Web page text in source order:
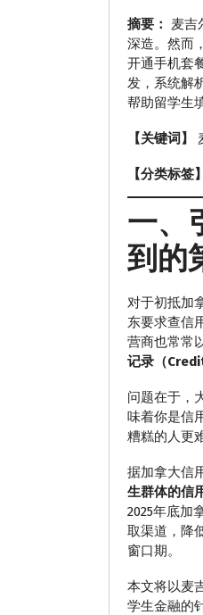
摘要：
麦吉
深造。然而
开通手机套
发，系统解
帮助留学生
【关键词】
【分类标签】
一、
到的
对于初抵加
东要求查信
营商也常常
记录（
问题在于，
味着你是信
糟糕的人更
据加拿大信
生群体的信
2025年底加
取渠道，降
窗口期。
本文将以麦
学生金融的